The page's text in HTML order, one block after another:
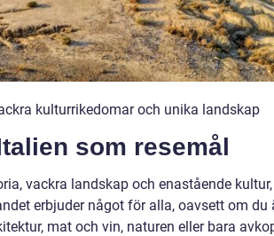
kulturrikedomar och unika landskap
som resemål
vackra landskap och enastående
erbjuder något för alla, oavsett om du
mat och vin, naturen eller bara